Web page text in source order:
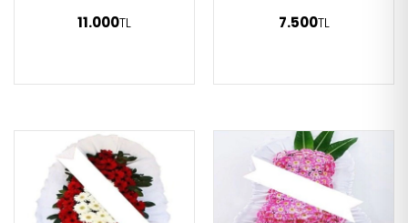
11.000TL 7.500TL